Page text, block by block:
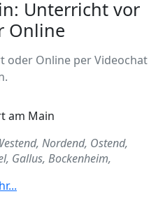
Unterricht vor
Online
oder Online per Videochat
Nordend, Ostend,
Gallus, Bockenheim,
Praunheim, Heddernheim,